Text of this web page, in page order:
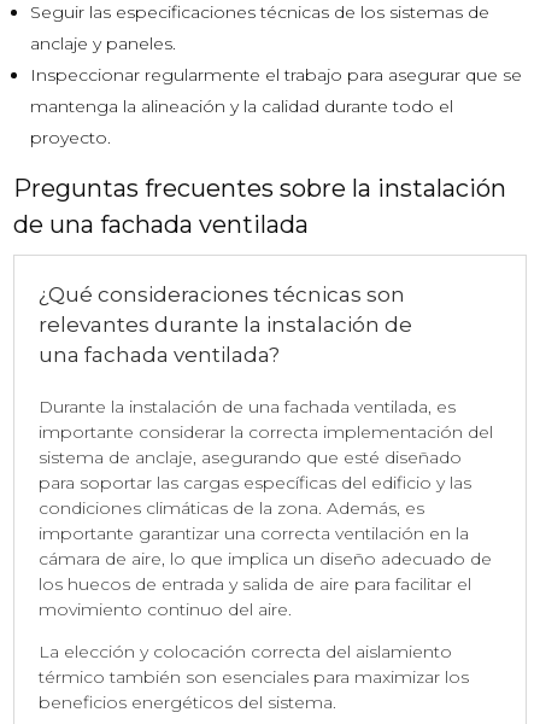
Seguir las especificaciones técnicas de los sistemas de
anclaje y paneles.
Inspeccionar regularmente el trabajo para asegurar que se
mantenga la alineación y la calidad durante todo el
proyecto.
Preguntas frecuentes sobre la instalación
de una fachada ventilada
¿Qué consideraciones técnicas son
relevantes durante la instalación de
una fachada ventilada?
Durante la instalación de una fachada ventilada, es
importante considerar la correcta implementación del
sistema de anclaje, asegurando que esté diseñado
para soportar las cargas específicas del edificio y las
condiciones climáticas de la zona. Además, es
importante garantizar una correcta ventilación en la
cámara de aire, lo que implica un diseño adecuado de
los huecos de entrada y salida de aire para facilitar el
movimiento continuo del aire.
La elección y colocación correcta del aislamiento
térmico también son esenciales para maximizar los
beneficios energéticos del sistema.